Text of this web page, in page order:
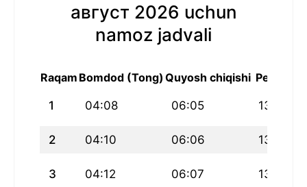
август 2026 uchun
namoz jadvali
Raqam Bomdod (Tong) Quyosh chiqishi Peshin
1 04:08 06:05 13:20
2 04:10 06:06 13:20
3 04:12 06:07 13:20